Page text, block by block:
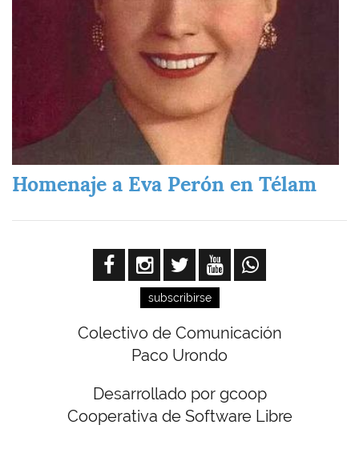
Homenaje a Eva Perón en Télam
subscribirse
Colectivo de Comunicación
Paco Urondo
Desarrollado por gcoop
Cooperativa de Software Libre